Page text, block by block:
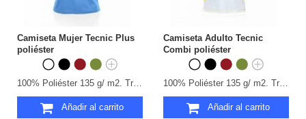
Camiseta Mujer Tecnic Plus
poliéster
Añadir al carrito
Camiseta Adulto Tecnic
Combi poliéster
Añadir al carrito